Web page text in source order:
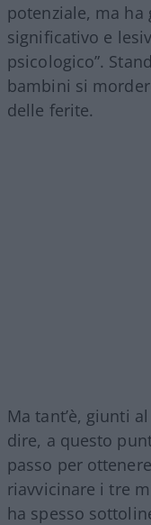
potenziale, ma
significativo e
psicologico”.
bambini si
delle ferite.
Ma tant’è, giunti
dire, a questo
passo per
riavvicinare i tre
ha spesso